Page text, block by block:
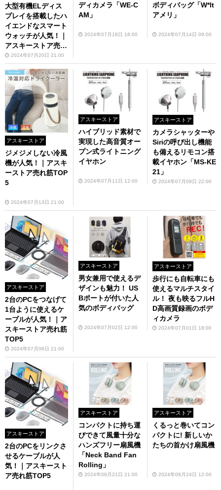
大型有機ELディス
プレイを搭載したハ
イエンドなスマート
ウォッチが人気！｜
アスキーストア売れ
筋TOP5
2024年07月20日 21:00
ディカメラ「WE-C
AM」
2024年07月18日 18:00
ボディバッグ「W*lt
アメリ」
2024年07月14日 09:00
アスキーストア
ジメジメしない冷風
機が人気！｜アスキ
ーストア売れ筋TOP
5
2024年07月13日 21:00
アスキーストア
ハイブリッド素材で
実現した高音質オー
プン式ライトニング
イヤホン
2024年07月11日 12:00
アスキーストア
カメラシャッターや
Siriの呼び出し機能
も備えるリモコン搭
載イヤホン「MS-KE
21」
2024年07月09日 22:00
アスキーストア
2台のPCをつなげて
1台ように使えるケ
ーブルが人気！｜ア
スキーストア売れ筋
TOP5
2024年07月06日 21:00
アスキーストア
男女兼用で使えるデ
ザインも魅力！ US
Bポートが付いた人
気のボディバッグ
2024年07月02日 12:00
アスキーストア
歩行にも自転車にも
使えるマルチスタイ
ル！ 夜も映るフルH
D高画質録画のボデ
ィカメラ
2024年07月01日 18:00
アスキーストア
2台のPCをリンクさ
せるケーブルが人
気！｜アスキースト
ア売れ筋TOP5
アスキーストア
コンパクトに持ち運
びできて風量十分な
ハンズフリー扇風機
「Neck Band Fan
Rolling」
2024年08月21日 21:00
アスキーストア
くるっと巻いてコン
パクトに! 新しいか
たちの首かけ扇風機
2024年08月24日 12:00